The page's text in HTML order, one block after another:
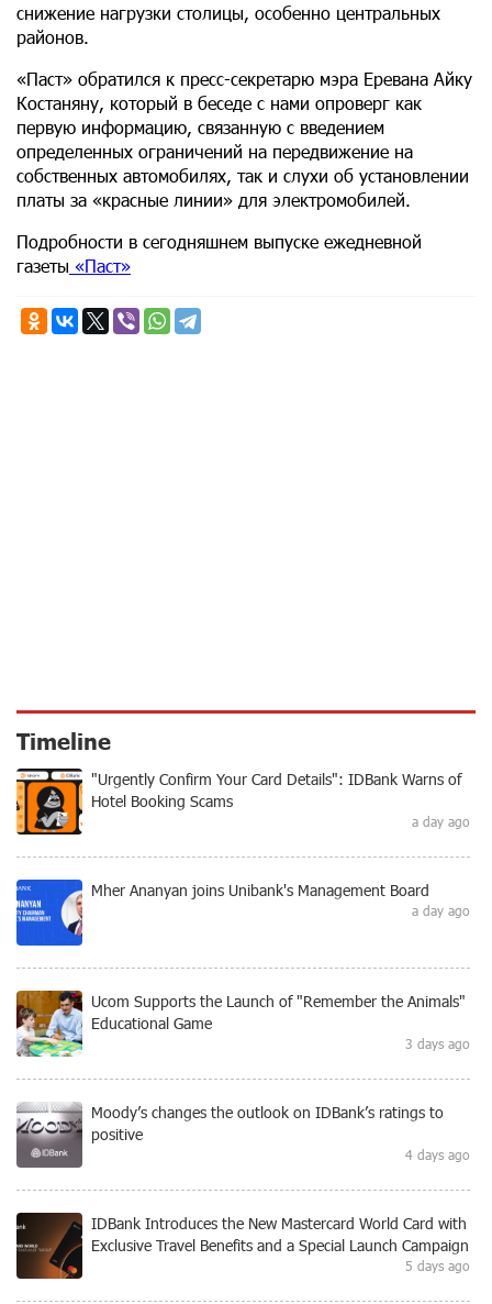
снижение нагрузки столицы, особенно центральных
районов.
«Паст» обратился к пресс-секретарю мэра Еревана Айку
Костаняну, который в беседе с нами опроверг как
первую информацию, связанную с введением
определенных ограничений на передвижение на
собственных автомобилях, так и слухи об установлении
платы за «красные линии» для электромобилей.
Подробности в сегодняшнем выпуске ежедневной
газеты «Паст»
Timeline
"Urgently Confirm Your Card Details": IDBank Warns of
Hotel Booking Scams
a day ago
Mher Ananyan joins Unibank's Management Board
a day ago
Ucom Supports the Launch of "Remember the Animals"
Educational Game
3 days ago
Moody’s changes the outlook on IDBank’s ratings to
positive
4 days ago
IDBank Introduces the New Mastercard World Card with
Exclusive Travel Benefits and a Special Launch Campaign
5 days ago